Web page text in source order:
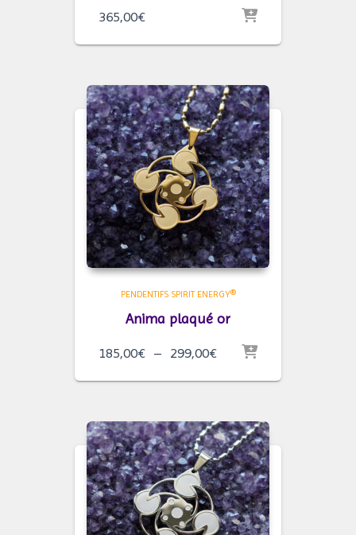
365,00€
PENDENTIFS SPIRIT ENERGY®
Anima plaqué or
185,00€ – 299,00€Plage
prix :
à
299,00€